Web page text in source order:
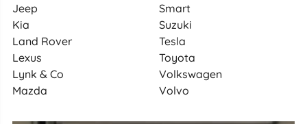
Jeep
Kia
Land Rover
Lexus
Lynk & Co
Mazda
Smart
Suzuki
Tesla
Toyota
Volkswagen
Volvo